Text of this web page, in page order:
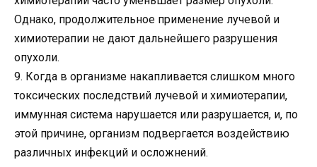
Однако, продолжительное применение лучевой и
химиотерапии не дают дальнейшего разрушения
опухоли.
9. Когда в организме накапливается слишком много
токсических последствий лучевой и химиотерапии,
иммунная система нарушается или разрушается, и, по
этой причине, организм подвергается воздействию
различных инфекций и осложнений.